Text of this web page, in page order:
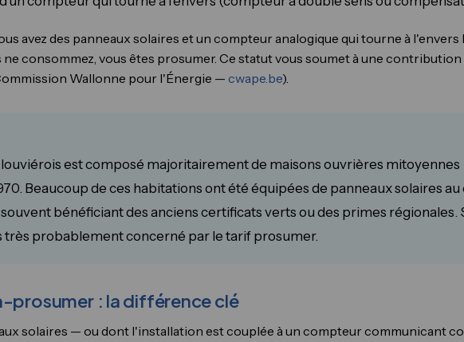
avez des panneaux solaires et un compteur analogique qui tourne à l'envers
ne consommez, vous êtes prosumer. Ce statut vous soumet à une
Wallonne pour l'Énergie — cwape.be).
est composé majoritairement de maisons ouvrières mitoyennes
Beaucoup de ces habitations ont été équipées de panneaux solaires au
bénéficiant des anciens certificats verts ou des primes régionales.
très probablement concerné par le tarif prosumer.
prosumer : la différence clé
solaires — ou dont l'installation est couplée à un compteur communicant